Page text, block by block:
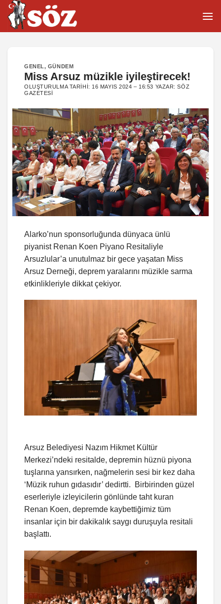
İçeriğe
atla
GENEL, GÜNDEM
Miss Arsuz müzikle iyileştirecek!
OLUŞTURULMA TARIHI: 16 MAYIS 2024 – 16:53 YAZAR:SÖZ
GAZETESI
Alarko’nun sponsorluğunda dünyaca ünlü
piyanist Renan Koen Piyano Resitaliyle
Arsuzlular’a unutulmaz bir gece yaşatan Miss
Arsuz Derneği, deprem yaralarını müzikle sarma
etkinlikleriyle dikkat çekiyor.
Arsuz Belediyesi Nazım Hikmet Kültür
Merkezi’ndeki resitalde, depremin hüznü piyona
tuşlarına yansırken, nağmelerin sesi bir kez daha
‘Müzik ruhun gıdasıdır’ dedirtti. Birbirinden güzel
eserleriyle izleyicilerin gönlünde taht kuran
Renan Koen, depremde kaybettiğimiz tüm
insanlar için bir dakikalık saygı duruşuyla resitali
başlattı.